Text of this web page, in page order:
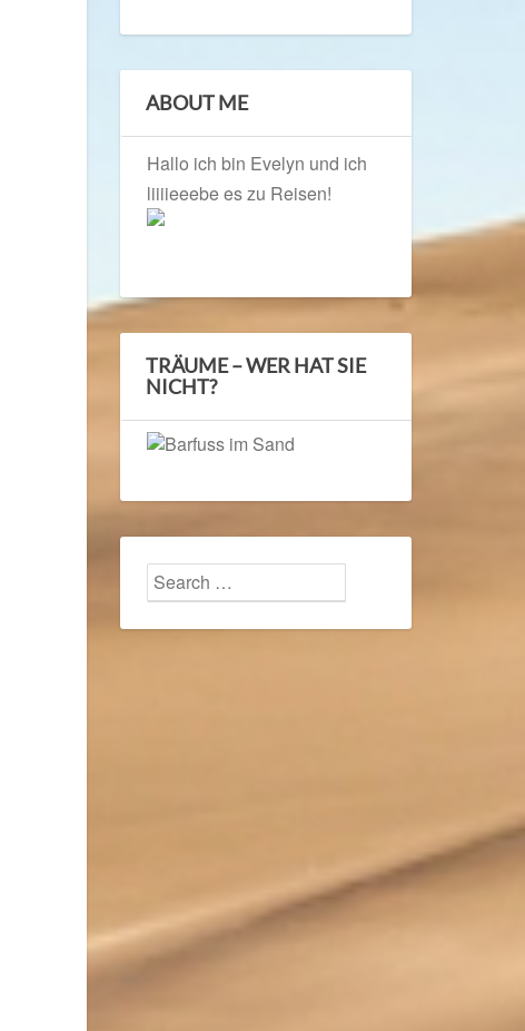
ABOUT ME
Hallo ich bin Evelyn und ich
liiiieeebe es zu Reisen!
TRÄUME – WER HAT SIE
NICHT?
Search
for: